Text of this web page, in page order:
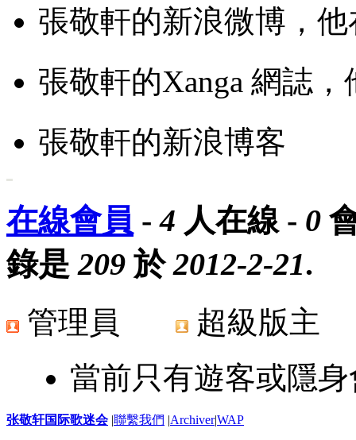
張敬軒的新浪微博，
張敬軒的Xanga 網誌
張敬軒的新浪博客
在線會員 -4 人在線 - 0
錄是209 於2012-2-21.
管理員
超級版
當前只有遊客或隱
张敬轩国际歌迷会 |聯繫我們 |Archiver|WAP